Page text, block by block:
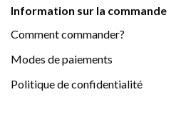
Information sur la commande
Comment commander?
Modes de paiements
Politique de confidentialité